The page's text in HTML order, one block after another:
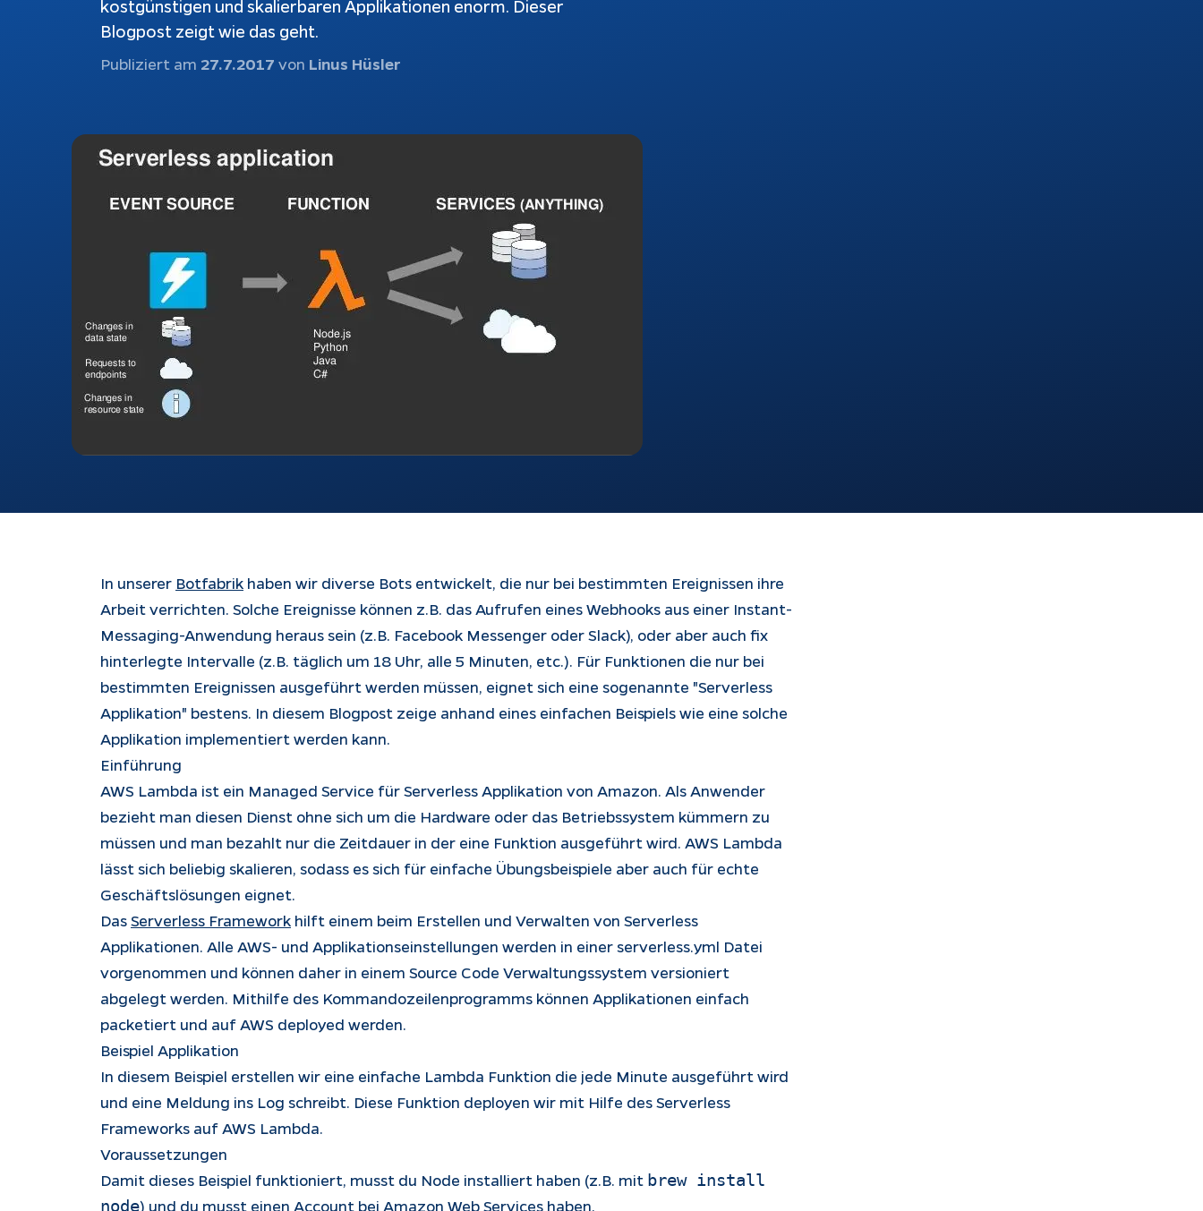
kostgünstigen und skalierbaren Applikationen enorm. Dieser
Blogpost zeigt wie das geht.
Publiziert am 27.7.2017 von Linus Hüsler
In unserer Botfabrik haben wir diverse Bots entwickelt, die nur bei bestimmten Ereignissen ihre
Arbeit verrichten. Solche Ereignisse können z.B. das Aufrufen eines Webhooks aus einer Instant-
Messaging-Anwendung heraus sein (z.B. Facebook Messenger oder Slack), oder aber auch fix
hinterlegte Intervalle (z.B. täglich um 18 Uhr, alle 5 Minuten, etc.). Für Funktionen die nur bei
bestimmten Ereignissen ausgeführt werden müssen, eignet sich eine sogenannte "Serverless
Applikation" bestens. In diesem Blogpost zeige anhand eines einfachen Beispiels wie eine solche
Applikation implementiert werden kann.
Einführung
AWS Lambda ist ein Managed Service für Serverless Applikation von Amazon. Als Anwender
bezieht man diesen Dienst ohne sich um die Hardware oder das Betriebssystem kümmern zu
müssen und man bezahlt nur die Zeitdauer in der eine Funktion ausgeführt wird. AWS Lambda
lässt sich beliebig skalieren, sodass es sich für einfache Übungsbeispiele aber auch für echte
Geschäftslösungen eignet.
DasServerless Framework hilft einem beim Erstellen und Verwalten von Serverless
Applikationen. Alle AWS- und Applikationseinstellungen werden in einer serverless.yml Datei
vorgenommen und können daher in einem Source Code Verwaltungssystem versioniert
abgelegt werden. Mithilfe des Kommandozeilenprogramms können Applikationen einfach
packetiert und auf AWS deployed werden.
Beispiel Applikation
In diesem Beispiel erstellen wir eine einfache Lambda Funktion die jede Minute ausgeführt wird
und eine Meldung ins Log schreibt. Diese Funktion deployen wir mit Hilfe des Serverless
Frameworks auf AWS Lambda.
Voraussetzungen
Damit dieses Beispiel funktioniert, musst du Node installiert haben (z.B. mit brew install
node) und du musst einen Account bei Amazon Web Services haben.
Schnittstellen
Konfiguratoren
Kundenanfragen
automatisch
Dokumentation
Rechtliches
Impressum
Datenschutz
Tracking